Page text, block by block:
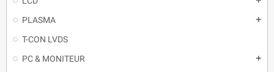
PLASMA
T-CON LVDS
PC & MONITEUR